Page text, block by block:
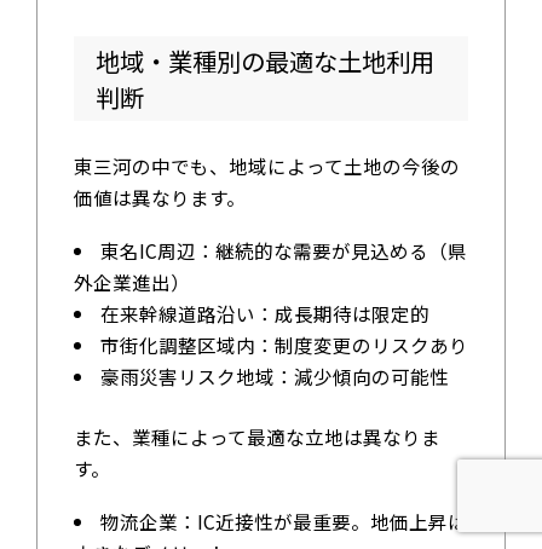
地域・業種別の最適な土地利用
判断
東三河の中でも、地域によって土地の今後の
価値は異なります。
東名IC周辺：継続的な需要が見込める（県
外企業進出）
在来幹線道路沿い：成長期待は限定的
市街化調整区域内：制度変更のリスクあり
豪雨災害リスク地域：減少傾向の可能性
また、業種によって最適な立地は異なりま
す。
物流企業：IC近接性が最重要。地価上昇は